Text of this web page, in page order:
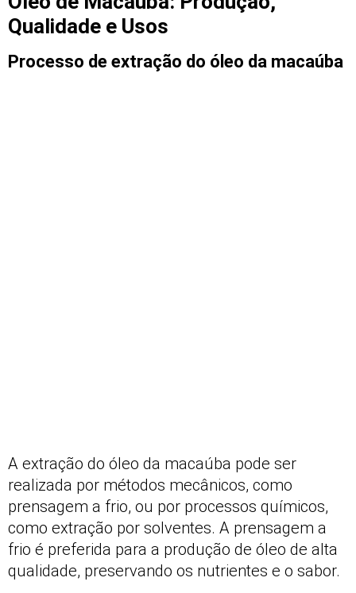
Qualidade e Usos
Processo de extração do óleo da macaúba
A extração do óleo da macaúba pode ser
realizada por métodos mecânicos, como
prensagem a frio, ou por processos químicos,
como extração por solventes. A prensagem a
frio é preferida para a produção de óleo de alta
qualidade, preservando os nutrientes e o sabor.